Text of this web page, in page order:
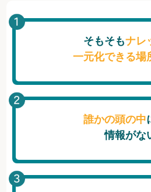
そもそもナレ
一元化できる場
誰かの頭の中
情報がな